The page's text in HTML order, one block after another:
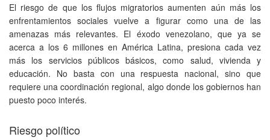
El riesgo de que los flujos migratorios aumenten aún más los
enfrentamientos sociales vuelve a figurar como una de las
amenazas más relevantes. El éxodo venezolano, que ya se
acerca a los 6 millones en América Latina, presiona cada vez
más los servicios públicos básicos, como salud, vivienda y
educación. No basta con una respuesta nacional, sino que
requiere una coordinación regional, algo donde los gobiernos han
puesto poco interés.
Riesgo político